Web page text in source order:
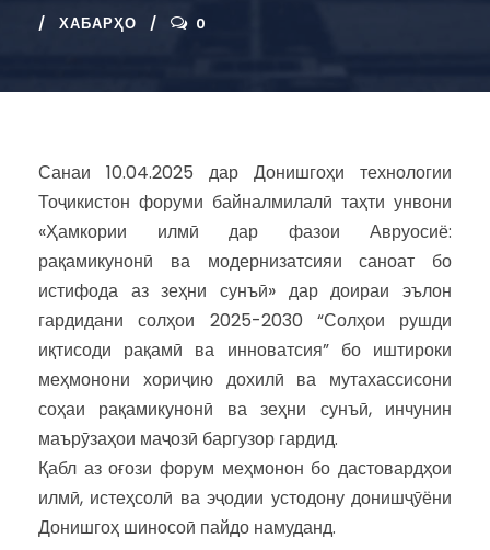
ХАБАРҲО 0
Санаи 10.04.2025 дар Донишгоҳи технологии
Тоҷикистон форуми байналмилалӣ таҳти унвони
«Ҳамкории илмӣ дар фазои Авруосиё:
рақамикунонӣ ва модернизатсияи саноат бо
истифода аз зеҳни сунъӣ» дар доираи эълон
гардидани солҳои 2025-2030 “Солҳои рушди
иқтисоди рақамӣ ва инноватсия” бо иштироки
меҳмонони хориҷию дохилӣ ва мутахассисони
соҳаи рақамикунонӣ ва зеҳни сунъӣ, инчунин
маърӯзаҳои маҷозӣ баргузор гардид.
Қабл аз оғози форум меҳмонон бо дастовардҳои
илмӣ, истеҳсолӣ ва эҷодии устодону донишҷӯёни
Донишгоҳ шиносоӣ пайдо намуданд.